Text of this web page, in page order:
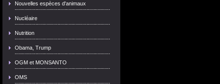
Nouvelles espèces d'animaux
Nucléaire
Nutrition
Obama, Trump
OGM et MONSANTO
OMS